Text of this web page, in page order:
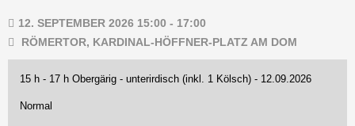
12. SEPTEMBER 2026 15:00 - 17:00
RÖMERTOR, KARDINAL-HÖFFNER-PLATZ AM DOM
15 h - 17 h Obergärig - unterirdisch (inkl. 1 Kölsch) - 12.09.2026
Normal